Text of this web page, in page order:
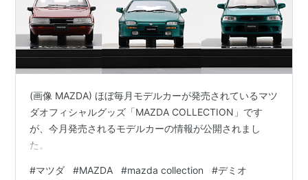
(画像 MAZDA) ほぼ毎月モデルカーが発売されているマツ
ダオフィシャルグッズ「MAZDA COLLECTION」です
が、今月発売されるモデルカーの情報が公開されまし
た。
#マツダ #MAZDA #mazda collection #デミオ